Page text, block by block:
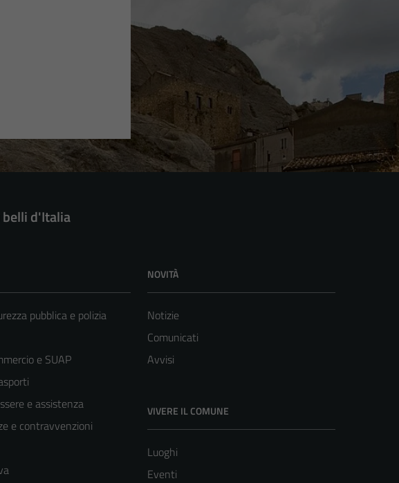
d'Italia
pubblica e polizia
e SUAP
e assistenza
e contravvenzioni
NOVITÀ
Notizie
Comunicati
Avvisi
VIVERE IL COMUNE
Luoghi
Eventi